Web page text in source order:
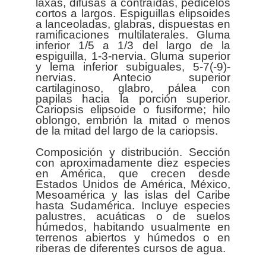
laxas, difusas a contraídas, pedicelos
cortos a largos. Espiguillas elipsoides
a lanceoladas, glabras, dispuestas en
ramificaciones multilaterales. Gluma
inferior 1/5 a 1/3 del largo de la
espiguilla, 1-3-nervia. Gluma superior
y lema inferior subiguales, 5-7(-9)-
nervias. Antecio superior
cartilaginoso, glabro, pálea con
papilas hacia la porción superior.
Cariopsis elipsoide o fusiforme; hilo
oblongo, embrión la mitad o menos
de la mitad del largo de la cariopsis.
Composición y distribución. Sección
con aproximadamente diez especies
en América, que crecen desde
Estados Unidos de América, México,
Mesoamérica y las islas del Caribe
hasta Sudamérica. Incluye especies
palustres, acuáticas o de suelos
húmedos, habitando usualmente en
terrenos abiertos y húmedos o en
riberas de diferentes cursos de agua.